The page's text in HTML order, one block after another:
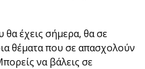
έχεις σήμερα, θα σε
θέματα που σε απασχολούν
να βάλεις σε